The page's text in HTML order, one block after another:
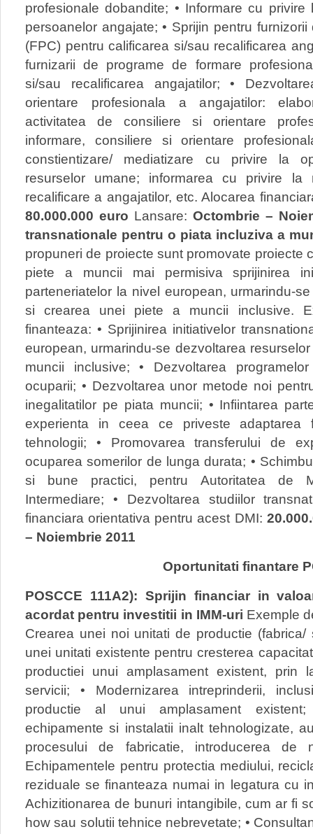
profesionale dobandite; • Informare cu
persoanelor angajate; • Sprijin pentru
(FPC) pentru calificarea si/sau recalificarea
furnizarii de programe de formare
si/sau recalificarea angajatilor; •
orientare profesionala a angajatilor:
activitatea de consiliere si orientare
informare, consiliere si orientare
constientizare/ mediatizare cu privire la
resurselor umane; informarea cu privire la
recalificare a angajatilor, etc. Alocarea
80.000.000 euro Lansare: Octombrie –
transnationale pentru o piata incluziva a
propuneri de proiecte sunt promovate proiecte
piete a muncii mai permisiva sprijinirea
parteneriatelor la nivel european, urmarindu-
si crearea unei piete a muncii inclusive.
finanteaza: • Sprijinirea initiativelor
european, urmarindu-se dezvoltarea
muncii inclusive; • Dezvoltarea
ocuparii; • Dezvoltarea unor metode noi
inegalitatilor pe piata muncii; • Infiintarea
experienta in ceea ce priveste adaptarea
tehnologii; • Promovarea transferului de
ocuparea somerilor de lunga durata; •
si bune practici, pentru Autoritatea de
Intermediare; • Dezvoltarea studiilor
financiara orientativa pentru acest DMI:
– Noiembrie 2011
Oportunitati finantare
POSCCE 111A2): Sprijin financiar in
acordat pentru investitii in IMM-uri Exemple
Crearea unei noi unitati de productie (fabrica/
unei unitati existente pentru cresterea
productiei unui amplasament existent, prin
servicii; • Modernizarea intreprinderii,
productie al unui amplasament
echipamente si instalatii inalt tehnologizate,
procesului de fabricatie, introducerea de
Echipamentele pentru protectia mediului,
reziduale se finanteaza numai in legatura cu
Achizitionarea de bunuri intangibile, cum ar fi
how sau solutii tehnice nebrevetate; •